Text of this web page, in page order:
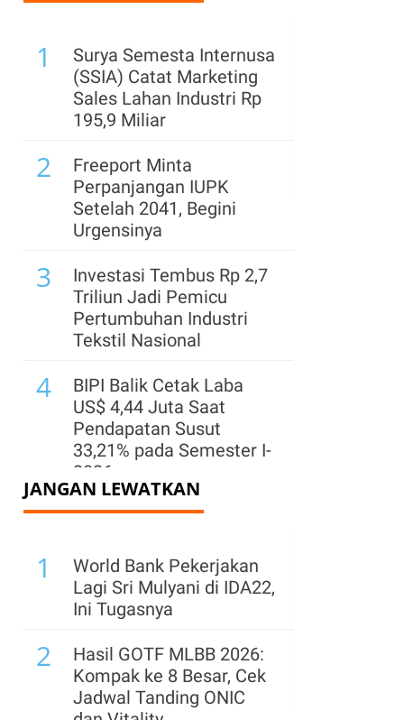
1
Surya Semesta Internusa
(SSIA) Catat Marketing
Sales Lahan Industri Rp
195,9 Miliar
2
Freeport Minta
Perpanjangan IUPK
Setelah 2041, Begini
Urgensinya
3
Investasi Tembus Rp 2,7
Triliun Jadi Pemicu
Pertumbuhan Industri
Tekstil Nasional
4
BIPI Balik Cetak Laba
US$ 4,44 Juta Saat
Pendapatan Susut
33,21% pada Semester I-
2026
5
Pasokan Semen di Aceh
Distribusi Dioptimalkan
Produksi Pertambangan
Kuartal II-2026
Terkontraksi,
Pemangkasan RKAB
Jadi Biang Kerok
JANGAN LEWATKAN
1
World Bank Pekerjakan
Lagi Sri Mulyani di IDA22,
Ini Tugasnya
2
Hasil GOTF MLBB 2026:
Kompak ke 8 Besar, Cek
Jadwal Tanding ONIC